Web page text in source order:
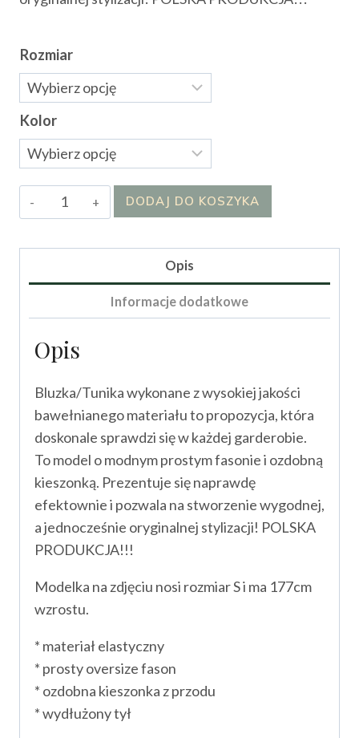
Rozmiar
Kolor
ilość
Bluzka/Tunika
DODAJ DO KOSZYKA
Opis
Informacje dodatkowe
Opis
Bluzka/Tunika wykonane z wysokiej jakości
bawełnianego materiału to propozycja, która
doskonale sprawdzi się w każdej garderobie.
To model o modnym prostym fasonie i ozdobną
kieszonką. Prezentuje się naprawdę
efektownie i pozwala na stworzenie wygodnej,
a jednocześnie oryginalnej stylizacji! POLSKA
PRODUKCJA!!!
Modelka na zdjęciu nosi rozmiar S i ma 177cm
wzrostu.
* materiał elastyczny
* prosty oversize fason
* ozdobna kieszonka z przodu
* wydłużony tył